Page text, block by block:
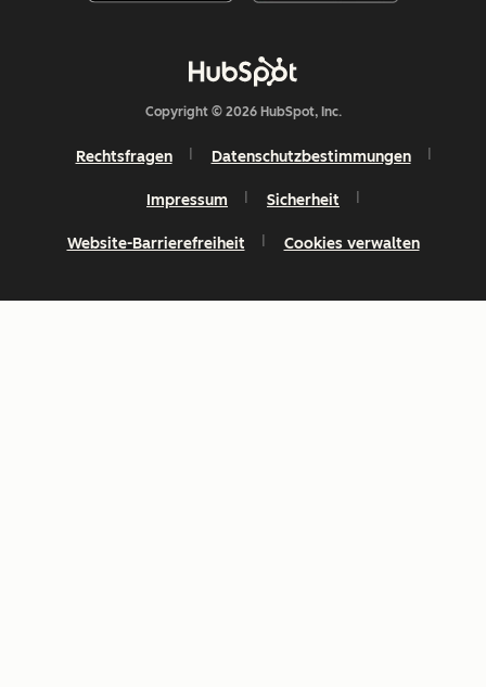
Copyright © 2026 HubSpot, Inc.
Rechtsfragen Datenschutzbestimmungen
Impressum Sicherheit
Website-Barrierefreiheit Cookies verwalten